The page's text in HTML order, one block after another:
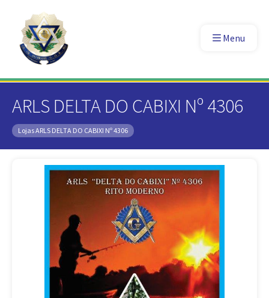
Menu
ARLS DELTA DO CABIXI Nº 4306
LojasARLS DELTA DO CABIXI Nº 4306